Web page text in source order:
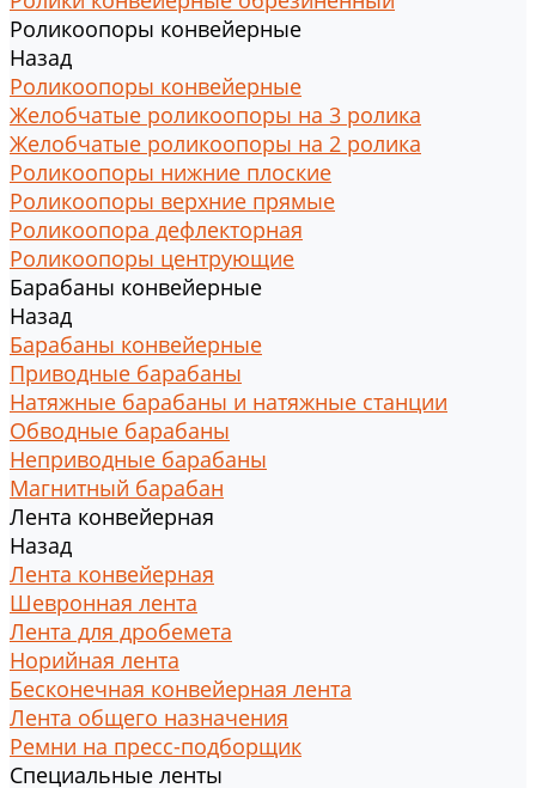
Роликоопоры конвейерные
Назад
Роликоопоры конвейерные
Желобчатые роликоопоры на 3 ролика
Желобчатые роликоопоры на 2 ролика
Роликоопоры нижние плоские
Роликоопоры верхние прямые
Роликоопора дефлекторная
Роликоопоры центрующие
Барабаны конвейерные
Назад
Барабаны конвейерные
Приводные барабаны
Натяжные барабаны и натяжные станции
Обводные барабаны
Неприводные барабаны
Магнитный барабан
Лента конвейерная
Назад
Лента конвейерная
Шевронная лента
Лента для дробемета
Норийная лента
Бесконечная конвейерная лента
Лента общего назначения
Ремни на пресс-подборщик
Специальные ленты